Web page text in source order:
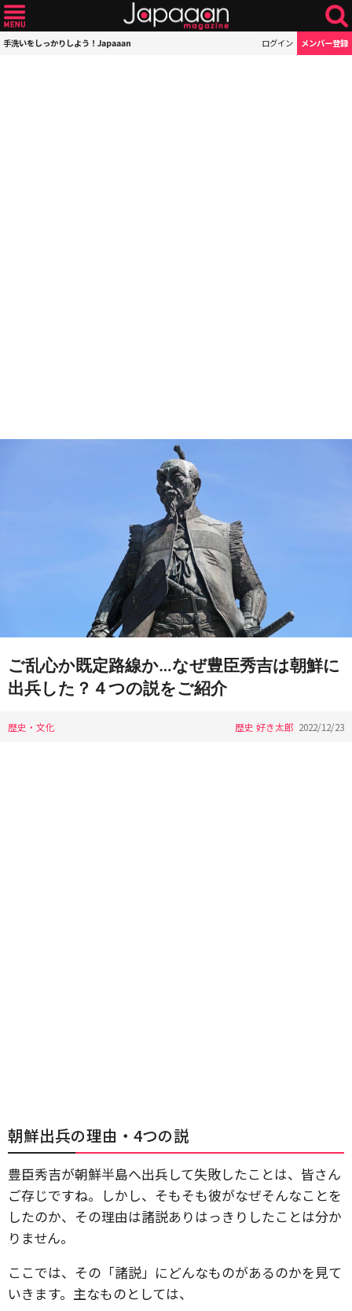
手洗いをしっかりしよう！Japaaan ログイン メンバー登録
ご乱心か既定路線か…なぜ豊臣秀吉は朝鮮に
出兵した？４つの説をご紹介
歴史・文化 歴史 好き太郎 2022/12/23
朝鮮出兵の理由・4つの説
豊臣秀吉が朝鮮半島へ出兵して失敗したことは、皆さん
ご存じですね。しかし、そもそも彼がなぜそんなことを
したのか、その理由は諸説ありはっきりしたことは分か
りません。
ここでは、その「諸説」にどんなものがあるのかを見て
いきます。主なものとしては、